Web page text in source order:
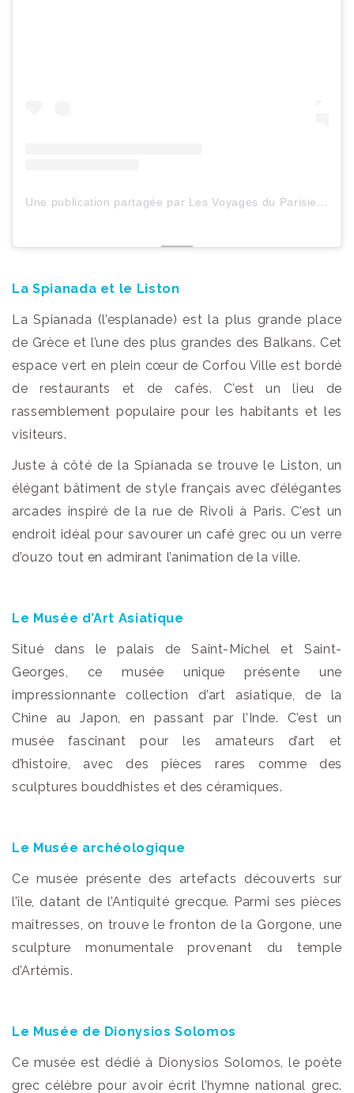
Une publication partagée par Les Voyages du ParisienHeureux (@lesvoyagesduparisienheureux)
La Spianada et le Liston
La Spianada (l’esplanade) est la plus grande place
de Grèce et l’une des plus grandes des Balkans. Cet
espace vert en plein cœur de Corfou Ville est bordé
de restaurants et de cafés. C’est un lieu de
rassemblement populaire pour les habitants et les
visiteurs.
Juste à côté de la Spianada se trouve le Liston, un
élégant bâtiment de style français avec d’élégantes
arcades inspiré de la rue de Rivoli à Paris. C’est un
endroit idéal pour savourer un café grec ou un verre
d’ouzo tout en admirant l’animation de la ville.
Le Musée d’Art Asiatique
Situé dans le palais de Saint-Michel et Saint-
Georges, ce musée unique présente une
impressionnante collection d’art asiatique, de la
Chine au Japon, en passant par l’Inde. C’est un
musée fascinant pour les amateurs d’art et
d’histoire, avec des pièces rares comme des
sculptures bouddhistes et des céramiques.
Le Musée archéologique
Ce musée présente des artefacts découverts sur
l’île, datant de l’Antiquité grecque. Parmi ses pièces
maîtresses, on trouve le fronton de la Gorgone, une
sculpture monumentale provenant du temple
d’Artémis.
Le Musée de Dionysios Solomos
Ce musée est dédié à Dionysios Solomos, le poète
grec célèbre pour avoir écrit l’hymne national grec.